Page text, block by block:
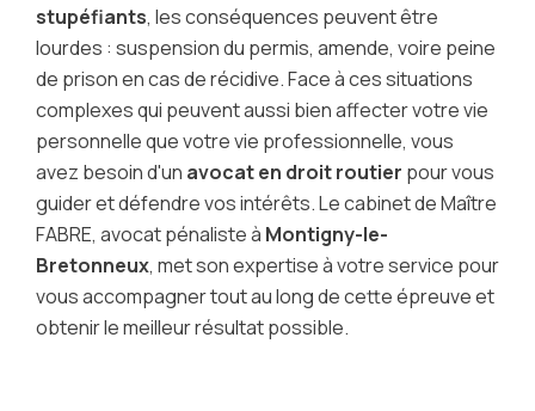
stupéfiants, les conséquences peuvent être
lourdes : suspension du permis, amende, voire peine
de prison en cas de récidive. Face à ces situations
complexes qui peuvent aussi bien affecter votre vie
personnelle que votre vie professionnelle, vous
avez besoin d'un avocat en droit routier pour vous
guider et défendre vos intérêts. Le cabinet de Maître
FABRE, avocat pénaliste à Montigny-le-
Bretonneux, met son expertise à votre service pour
vous accompagner tout au long de cette épreuve et
obtenir le meilleur résultat possible.